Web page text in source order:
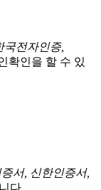
국전자인증,
확인을 할 수 있
서, 신한인증서,